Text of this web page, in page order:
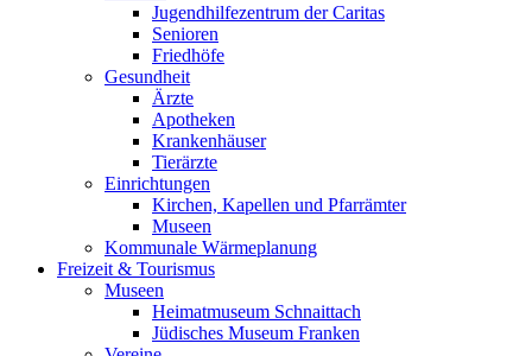
Jugendhilfezentrum der Caritas
Senioren
Friedhöfe
Gesundheit
Ärzte
Apotheken
Krankenhäuser
Tierärzte
Einrichtungen
Kirchen, Kapellen und Pfarrämter
Museen
Kommunale Wärmeplanung
Freizeit & Tourismus
Museen
Heimatmuseum Schnaittach
Jüdisches Museum Franken